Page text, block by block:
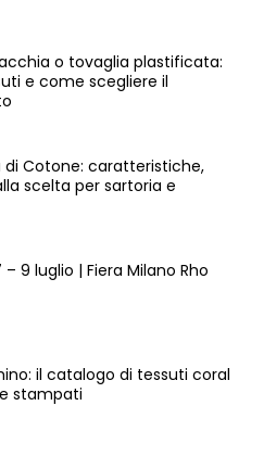
o tovaglia plastificata:
e come scegliere il
di Cotone: caratteristiche,
scelta per sartoria e
9 luglio | Fiera Milano Rho
il catalogo di tessuti coral
stampati